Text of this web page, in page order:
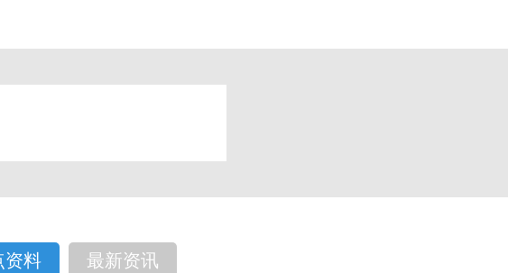
择题
资料 最新资讯